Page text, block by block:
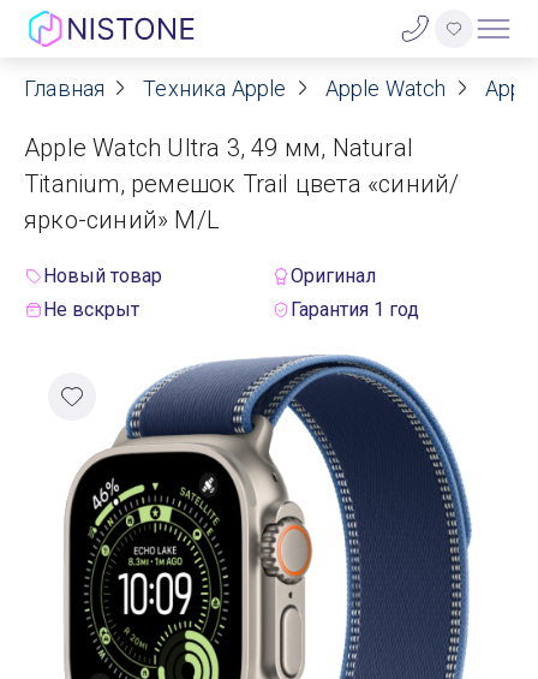
Акции
О нас
Блог
Договор оферты
Контакты
Гарантия
Оплата
Доставка
Самовывоз
Главная Техника Apple Apple Watch
Apple Watch Ultra 3, 49 мм, Natural
Titanium, ремешок Trail цвета «синий/
ярко-синий» M/L
Новый товар
Оригинал
Не вскрыт
Гарантия 1 год